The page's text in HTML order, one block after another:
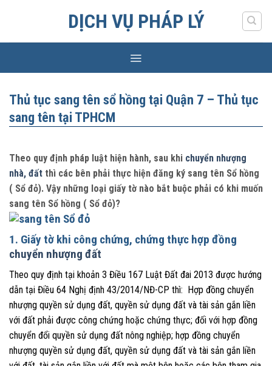
DỊCH VỤ PHÁP LÝ
Thủ tục sang tên sổ hồng tại Quận 7 – Thủ tục
sang tên tại TPHCM
Theo quy định pháp luật hiện hành, sau khi chuyển nhượng
nhà, đất thì các bên phải thực hiện đăng ký sang tên Sổ hồng
( Sổ đỏ). Vậy những loại giấy tờ nào bắt buộc phải có khi muốn
sang tên Sổ hồng ( Sổ đỏ)?
1. Giấy tờ khi công chứng, chứng thực hợp đồng
chuyển nhượng đất
Theo quy định tại khoản 3 Điều 167 Luật Đất đai 2013 được hướng
dẫn tại Điều 64 Nghị định 43/2014/NĐ-CP thì: Hợp đồng chuyển
nhượng quyền sử dụng đất, quyền sử dụng đất và tài sản gắn liền
với đất phải được công chứng hoặc chứng thực; đối với hợp đồng
chuyển đổi quyền sử dụng đất nông nghiệp; hợp đồng chuyển
nhượng quyền sử dụng đất, quyền sử dụng đất và tài sản gắn liền